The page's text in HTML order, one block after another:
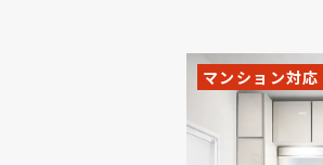
マンション対応